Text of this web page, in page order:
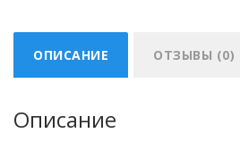
ОПИСАНИЕ ОТЗЫВЫ (0)
Описание